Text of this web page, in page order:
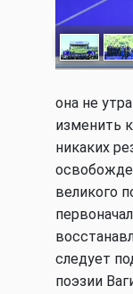
она не
изменить
никаких
великого
следует
поэзии